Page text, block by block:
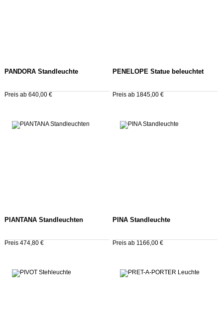
PANDORA Standleuchte
Preis ab 640,00 €
PENELOPE Statue beleuchtet
Preis ab 1845,00 €
PIANTANA Standleuchten
Preis 474,80 €
PINA Standleuchte
Preis ab 1166,00 €